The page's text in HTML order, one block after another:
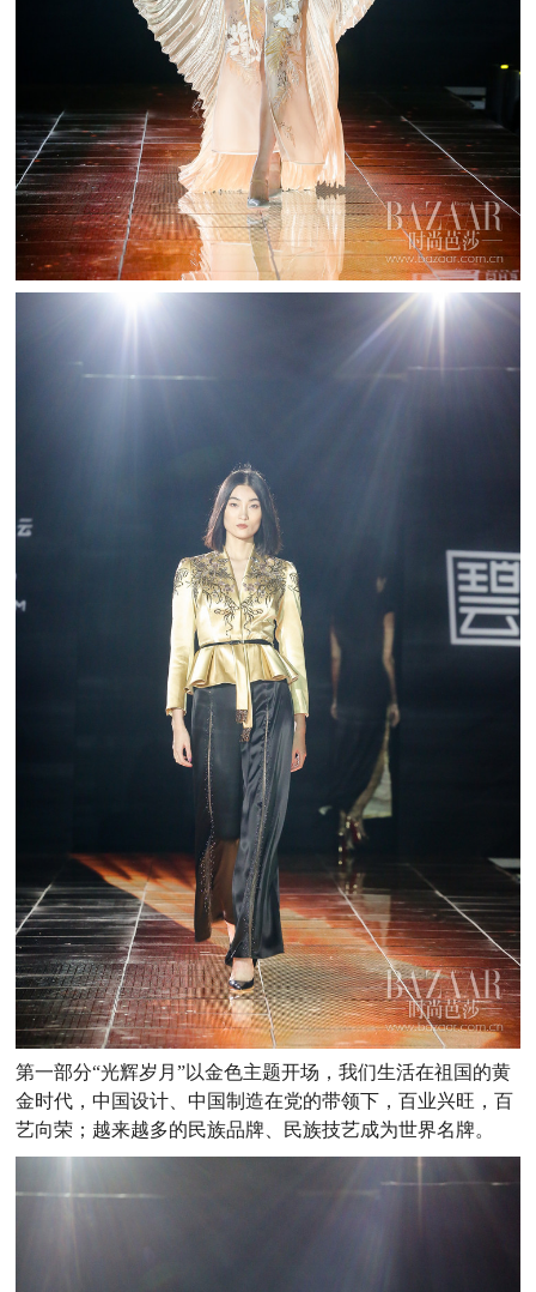
第一部分“光辉岁月”以金色主题开场，我们生活在祖国的黄
金时代，中国设计、中国制造在党的带领下，百业兴旺，百
艺向荣；越来越多的民族品牌、民族技艺成为世界名牌。